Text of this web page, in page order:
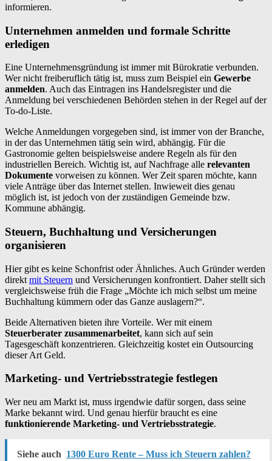
informieren.
Unternehmen anmelden und formale Schritte
erledigen
Eine Unternehmensgründung ist immer mit Bürokratie verbunden.
Wer nicht freiberuflich tätig ist, muss zum Beispiel ein Gewerbe
anmelden. Auch das Eintragen ins Handelsregister und die
Anmeldung bei verschiedenen Behörden stehen in der Regel auf der
To-do-Liste.
Welche Anmeldungen vorgegeben sind, ist immer von der Branche,
in der das Unternehmen tätig sein wird, abhängig. Für die
Gastronomie gelten beispielsweise andere Regeln als für den
industriellen Bereich. Wichtig ist, auf Nachfrage alle relevanten
Dokumente vorweisen zu können. Wer Zeit sparen möchte, kann
viele Anträge über das Internet stellen. Inwieweit dies genau
möglich ist, ist jedoch von der zuständigen Gemeinde bzw.
Kommune abhängig.
Steuern, Buchhaltung und Versicherungen
organisieren
Hier gibt es keine Schonfrist oder Ähnliches. Auch Gründer werden
direkt mit Steuern und Versicherungen konfrontiert. Daher stellt sich
vergleichsweise früh die Frage „Möchte ich mich selbst um meine
Buchhaltung kümmern oder das Ganze auslagern?“.
Beide Alternativen bieten ihre Vorteile. Wer mit einem
Steuerberater zusammenarbeitet, kann sich auf sein
Tagesgeschäft konzentrieren. Gleichzeitig kostet ein Outsourcing
dieser Art Geld.
Marketing- und Vertriebsstrategie festlegen
Wer neu am Markt ist, muss irgendwie dafür sorgen, dass seine
Marke bekannt wird. Und genau hierfür braucht es eine
funktionierende Marketing- und Vertriebsstrategie.
Siehe auch 1300 Euro Rente – Muss ich Steuern zahlen?